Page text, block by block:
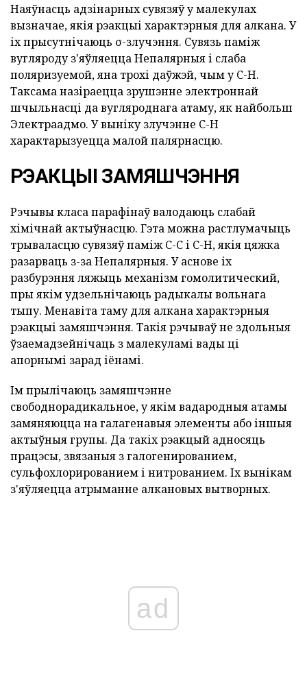
Наяўнасць адзінарных сувязяў у малекулах
вызначае, якія рэакцыі характэрныя для алкана. У
іх прысутнічаюць σ-злучэння. Сувязь паміж
вугляроду з'яўляецца Непалярныя і слаба
поляризуемой, яна трохі даўжэй, чым у C-H.
Таксама назіраецца зрушэнне электроннай
шчыльнасці да вугляроднага атаму, як найбольш
Электраадмо. У выніку злучэнне C-H
характарызуецца малой палярнасцю.
РЭАКЦЫІ ЗАМЯШЧЭННЯ
Рэчывы класа парафінаў валодаюць слабай
хімічнай актыўнасцю. Гэта можна растлумачыць
трываласцю сувязяў паміж C-C і C-H, якія цяжка
разарваць з-за Непалярныя. У аснове іх
разбурэння ляжыць механізм гомолитический,
пры якім удзельнічаюць радыкалы вольнага
тыпу. Менавіта таму для алкана характэрныя
рэакцыі замяшчэння. Такія рэчываў не здольныя
ўзаемадзейнічаць з малекуламі вады ці
апорнымі зарад іёнамі.
Ім прылічаюць замяшчэнне
свободнорадикальное, у якім вадародныя атамы
замяняюцца на галагенавыя элементы або іншыя
актыўныя групы. Да такіх рэакцый адносяць
працэсы, звязаныя з галогенированием,
сульфохлорированием і нитрованием. Іх вынікам
з'яўляецца атрыманне алкановых вытворных.
ad